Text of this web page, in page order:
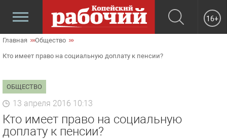
16+
Главная Общество
Кто имеет право на социальную доплату к пенсии?
ОБЩЕСТВО
13 апреля 2016 10:13
Кто имеет право на социальную
доплату к пенсии?